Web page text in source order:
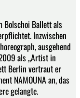
Bolschoi Ballett als
Inzwischen
ausgehend
als „Artist in
Berlin vertraut er
NAMOUNA an, das
gelangte.